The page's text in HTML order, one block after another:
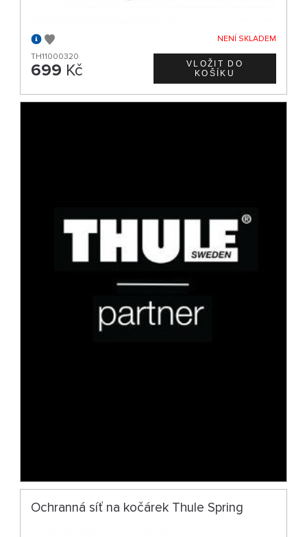
NENÍ SKLADEM
TH11000320
699 Kč
Ochranná síť na kočárek Thule Spring